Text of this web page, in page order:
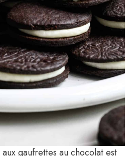
gaufrettes au chocolat est